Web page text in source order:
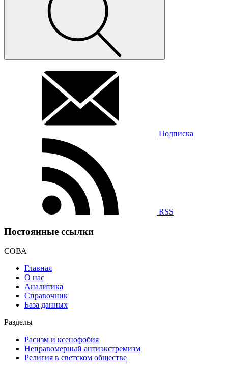
Подписка
RSS
Постоянные ссылки
СОВА
Главная
О нас
Аналитика
Справочник
База данных
Разделы
Расизм и ксенофобия
Неправомерный антиэкстремизм
Религия в светском обществе